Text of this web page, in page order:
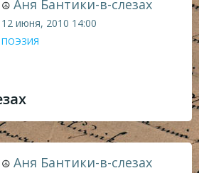
☮ Аня Бантики-в-слезах
12 июня, 2010 14:00
ПОЭЗИЯ
☮ Аня Бантики-в-слезах